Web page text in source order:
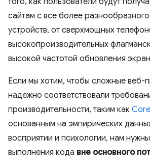
сайтам с все более
устройств, от сверхмощных
высокопроизводительных
высокой частотой обновления
Если мы хотим, чтобы сложные веб-
надежно соответствовали
производительности, таким как
основанным на эмпирических
восприятии и психологии, нам
выполнения кода вне основного